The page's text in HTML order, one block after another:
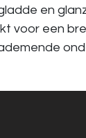
en
voor een